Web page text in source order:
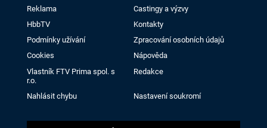
Reklama
Castingy a výzvy
HbbTV
Kontakty
Podmínky užívání
Zpracování osobních údajů
Cookies
Nápověda
Vlastník FTV Prima spol. s
r.o.
Redakce
Nahlásit chybu Nastavení soukromí